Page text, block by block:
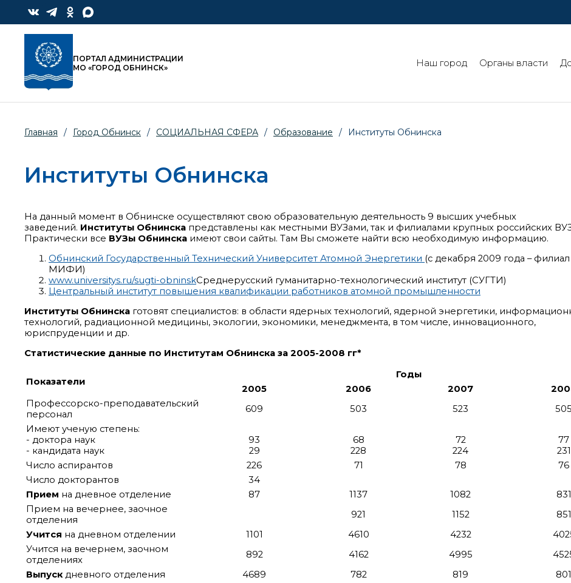
ПОРТАЛ АДМИНИСТРАЦИИ
МО «ГОРОД ОБНИНСК»
Наш город Органы власти
Главная / Город Обнинск / СОЦИАЛЬНАЯ СФЕРА / Образование / Институты Обнинска
Институты Обнинска
На данный момент в Обнинске осуществляют свою образовательную деятельность 9 высших учебных
заведений. Институты Обнинска представлены как местными ВУЗами, так и филиалами крупных российских
Практически все ВУЗы Обнинска имеют свои сайты. Там Вы сможете найти всю необходимую информацию.
Обнинский Государственный Технический Университет Атомной Энергетики (с декабря 2009 года –
МИФИ)
www.universitys.ru/sugti-obninskСреднерусский гуманитарно-технологический институт (СУГТИ)
Центральный институт повышения квалификации работников атомной промышленности
Институты Обнинска готовят специалистов: в области ядерных технологий, ядерной энергетики,
технологий, радиационной медицины, экологии, экономики, менеджмента, в том числе, инновационного,
юриспруденции и др.
Статистические данные по Институтам Обнинска за 2005-2008 гг*
Показатели
Годы
2005
2006 2007
Профессорско-преподавательский
персонал
609 503 523
505
Имеют ученую степень:
- доктора наук
- кандидата наук
93
29
68
228
72
224
77
231
Число аспирантов
226 71 78
76
Число докторантов
34
Прием на дневное отделение 87 1137 1082
831
Прием на вечернее, заочное
отделения
921 1152
851
Учится на дневном отделении 1101 4610 4232
Учится на вечернем, заочном
отделениях
892 4162 4995
Выпускдневного отделения 4689 782 819
801